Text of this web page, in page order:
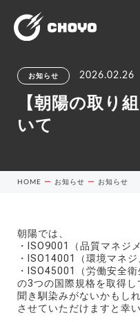
お知らせ 2026.02.26
【朝陽の取り
いて
HOME ー お知らせ ー お知らせ
朝陽では、
・ISO9001（品質マネジ
・ISO14001（環境マネジ
・ISO45001（労働安全衛
の3つの国際規格を取得し
聞き馴染みがないかもし
させていただけますと幸い